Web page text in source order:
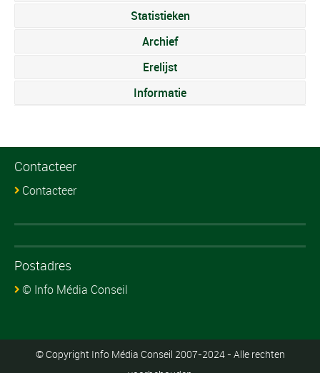
Statistieken
Archief
Erelijst
Informatie
Contacteer
Contacteer
Postadres
© Info Média Conseil
© Copyright Info Média Conseil 2007-2024 - Alle rechten